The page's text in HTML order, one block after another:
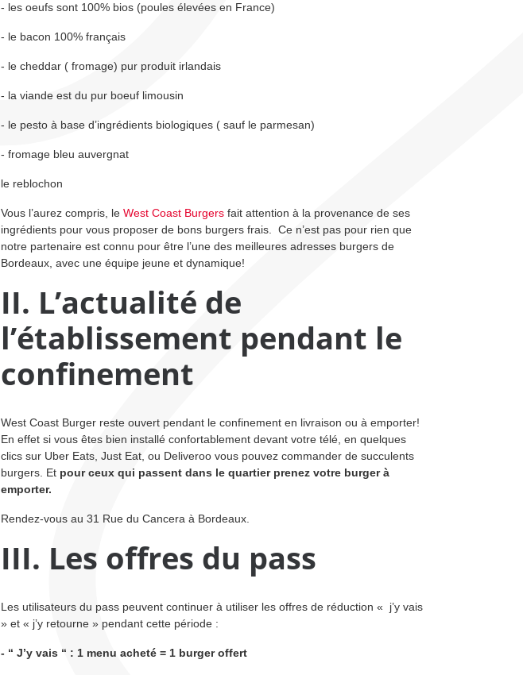
- les oeufs sont 100% bios (poules élevées en France)
- le bacon 100% français
- le cheddar ( fromage) pur produit irlandais
- la viande est du pur boeuf limousin
- le pesto à base d’ingrédients biologiques ( sauf le parmesan)
- fromage bleu auvergnat
le reblochon
Vous l’aurez compris, le West Coast Burgers fait attention à la provenance de ses
ingrédients pour vous proposer de bons burgers frais. Ce n’est pas pour rien que
notre partenaire est connu pour être l’une des meilleures adresses burgers de
Bordeaux, avec une équipe jeune et dynamique!
II. L’actualité de
l’établissement pendant le
confinement
West Coast Burger reste ouvert pendant le confinement en livraison ou à emporter!
En effet si vous êtes bien installé confortablement devant votre télé, en quelques
clics sur Uber Eats, Just Eat, ou Deliveroo vous pouvez commander de succulents
burgers. Et pour ceux qui passent dans le quartier prenez votre burger à
emporter.
Rendez-vous au 31 Rue du Cancera à Bordeaux.
III. Les offres du pass
Les utilisateurs du pass peuvent continuer à utiliser les offres de réduction « j’y vais
» et « j’y retourne » pendant cette période :
- “ J’y vais “ : 1 menu acheté = 1 burger offert